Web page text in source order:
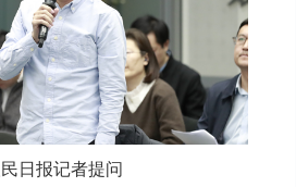
民日报记者提问